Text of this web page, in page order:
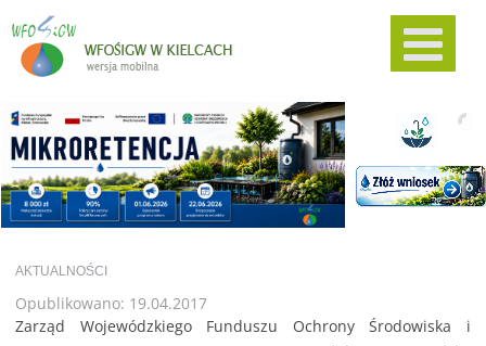
AKTUALNOŚCI
Opublikowano: 19.04.2017
Zarząd Wojewódzkiego Funduszu Ochrony Środowiska i